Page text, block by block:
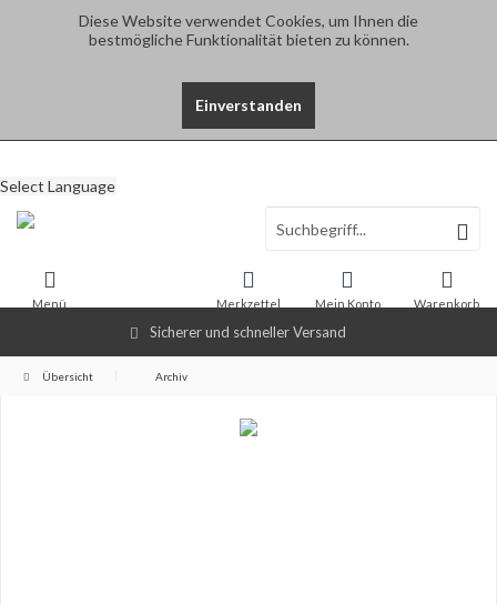
Diese Website verwendet Cookies, um Ihnen die
bestmögliche Funktionalität bieten zu können.
Einverstanden
Sicherer und schneller Versand
Select Language
Warenkorb
Merkzettel Mein Konto
Menü
Übersicht Archiv